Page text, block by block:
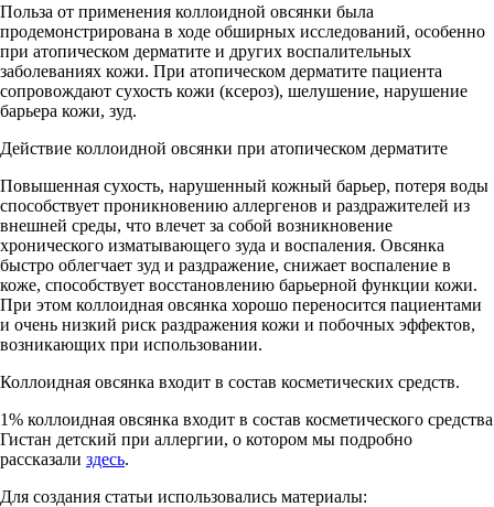
Польза от применения коллоидной овсянки была
продемонстрирована в ходе обширных исследований, особенно
при атопическом дерматите и других воспалительных
заболеваниях кожи. При атопическом дерматите пациента
сопровождают сухость кожи (ксероз), шелушение, нарушение
барьера кожи, зуд.
Действие коллоидной овсянки при атопическом дерматите
Повышенная сухость, нарушенный кожный барьер, потеря воды
способствует проникновению аллергенов и раздражителей из
внешней среды, что влечет за собой возникновение
хронического изматывающего зуда и воспаления. Овсянка
быстро облегчает зуд и раздражение, снижает воспаление в
коже, способствует восстановлению барьерной функции кожи.
При этом коллоидная овсянка хорошо переносится пациентами
и очень низкий риск раздражения кожи и побочных эффектов,
возникающих при использовании.
Коллоидная овсянка входит в состав косметических средств.
1% коллоидная овсянка входит в состав косметического средства
Гистан детский при аллергии, о котором мы подробно
рассказали здесь.
Для создания статьи использовались материалы: